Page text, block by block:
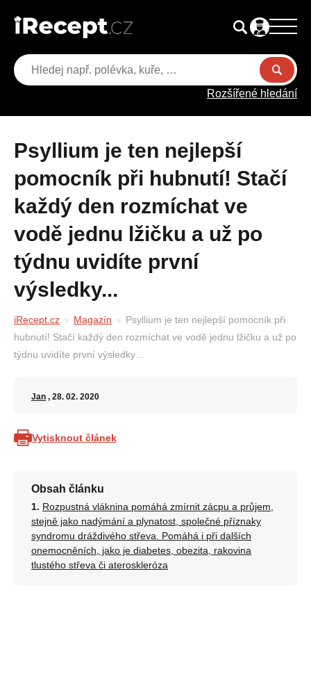
Rozšířené hledání
Psyllium je ten nejlepší
pomocník při hubnutí! Stačí
každý den rozmíchat ve
vodě jednu lžičku a už po
týdnu uvidíte první
výsledky...
iRecept.cz Magazín
Psyllium je ten nejlepší pomocník při
hubnutí! Stačí každý den rozmíchat ve vodě jednu lžičku a už po
týdnu uvidíte první výsledky…
Jan , 28. 02. 2020
Vytisknout článek
Obsah článku
Rozpustná vláknina pomáhá zmírnit zácpu a průjem,
stejně jako nadýmání a plynatost, společné příznaky
syndromu dráždivého střeva. Pomáhá i při dalších
onemocněních, jako je diabetes, obezita, rakovina
tlustého střeva či ateroskleróza